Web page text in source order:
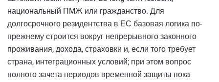
национальный ПМЖ или гражданство. Для
долгосрочного резидентства в ЕС базовая логика по-
прежнему строится вокруг непрерывного законного
проживания, дохода, страховки и, если того требует
страна, интеграционных условий; при этом вопрос
полного зачета периодов временной защиты пока